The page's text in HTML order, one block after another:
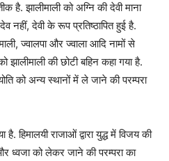
है. झालीमाली को अग्नि की देवी माना
नहीं, देवी के रूप प्रतिष्ठापित हुई है.
ज्वालपा और ज्वाला आदि नामों से
झालीमाली की छोटी बहिन कहा गया है.
को अन्य स्थानों में ले जाने की परम्परा
है. हिमालयी राजाओं द्वारा युद्ध में विजय की
ध्वजा को लेकर जाने की परम्परा का